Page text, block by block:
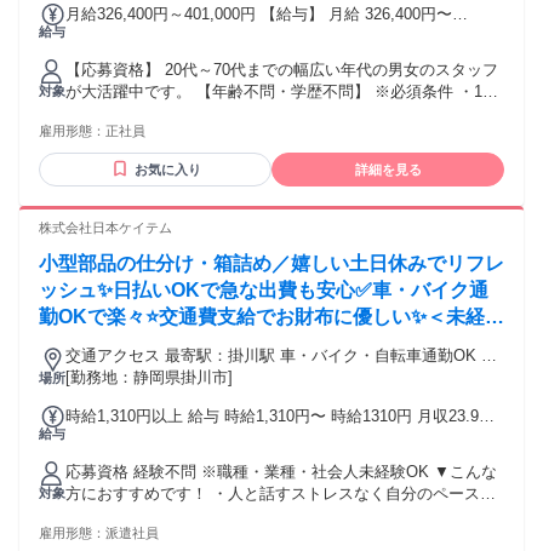
給与
月給326,400円～401,000円 【給与】 月給 326,400円〜
手当スタート！✨ あなたの運転が“収入”と“感謝”に変わる、新
制度です。 【手当内訳（26日勤務／2人同乗）】 ・自家用車
基本手当：500円 × 26日＝13,000円 ・同乗者手当：300円 × 2
人 × 26日＝15,600円 運転手当合計：28,600円！ ※3人乗車な
り！】 3万2000円支給（28時間） 日払い対応可。（規定あ
り） ■昇給、昇格あり ３ヶ月毎の査定で給与UPのチャンスあ
り 【その他手当多数】 ■早出・残業・深夜手当 ■隊員さん紹
介手当:紹介者には5万円 ■資格者手当（毎月支給） ■資格取得
支援制度（受験費用全額負担） ■交通費全額支給
対象
【応募資格】 20代～70代までの幅広い年代の男女のスタッフ
が大活躍中です。 【年齢不問・学歴不問】 ※必須条件 ・18
フリーター歓迎 #ブランクOK #学歴不問 #社会保険完備 #交通
費支給 #資格取得支援あり #寮・社宅あり #40代も応募可 #50
代も応募可 #60代も応募可 #車通勤OK #制服貸与 #昇給あり #
型・髪色自由
雇用形態： 正社員
お気に入り 詳細を見る
株式会社日本ケイテム
小型部品の仕分け・箱詰め／嬉しい土日休みでリフレ
ッシュ✨日払いOKで急な出費も安心✅車・バイク通
勤OKで楽々⭐交通費支給でお財布に優しい✨＜未経験
スタート大歓迎！＞
場所
交通アクセス 最寄駅：掛川駅 車・バイク・自転車通勤OK ＜
最寄り駅からのアクセス＞ ★JR東海道本線「掛川」駅より車
分
[勤務地：静岡県掛川市]
給与
時給1,310円以上 給与 時給1,310円〜 時給1310円 月収23.9万
繁忙期・閑散期等によって月収・残業時間は変動します ◆日
払い・仮払いOK（アプリでカンタン申請！）
対象
応募資格 経験不問 ※職種・業種・社会人未経験OK ▼こんな
方におすすめです！ ・人と話すストレスなく自分のペースで
軽作業中心のシンプルな作業をご希望の方
雇用形態： 派遣社員